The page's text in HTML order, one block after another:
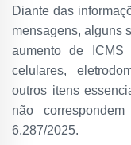
Diante das
mensagens, alguns
aumento de ICMS
celulares,
outros itens
não
6.287/2025.